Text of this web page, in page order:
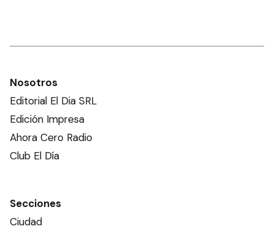
Nosotros
Editorial El Dia SRL
Edición Impresa
Ahora Cero Radio
Club El Día
Secciones
Ciudad